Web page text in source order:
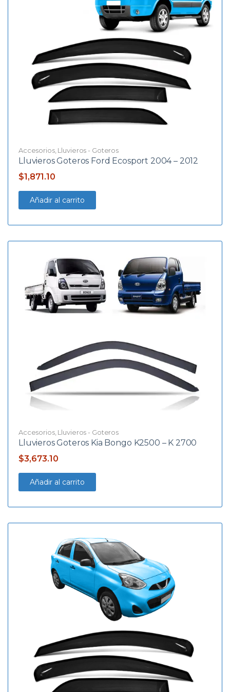
Accesorios, Lluvieros - Goteros
Lluvieros Goteros Ford Ecosport 2004 – 2012
$1,871.10
Añadir al carrito
Accesorios, Lluvieros - Goteros
Lluvieros Goteros Kia Bongo K2500 – K 2700
$3,673.10
Añadir al carrito